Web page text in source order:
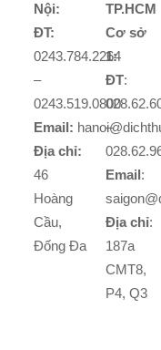
Nội:
ĐT:
0243.784.2264
–
0243.519.0800
Email:
Địa chỉ:
46
Hoàng
Cầu,
Đống Đa
TP.HCM
Cơ sở
1:
ĐT:
–
Email:
Địa chỉ:
187a
CMT8,
P4, Q3